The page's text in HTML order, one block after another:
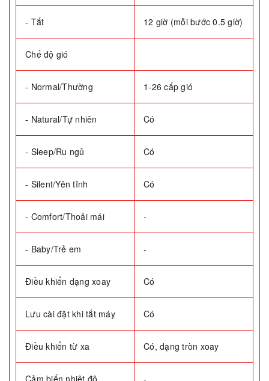
- Tắt 12 giờ (mỗi bước 0.5 giờ)
Chế độ gió
- Normal/Thường 1-26 cấp gió
- Natural/Tự nhiên Có
- Sleep/Ru ngủ Có
- Silent/Yên tĩnh Có
- Comfort/Thoải mái -
- Baby/Trẻ em -
Điều khiển dạng xoay Có
Lưu cài đặt khi tắt máy Có
Điều khiển từ xa Có, dạng tròn xoay
Cảm biến nhiệt độ -